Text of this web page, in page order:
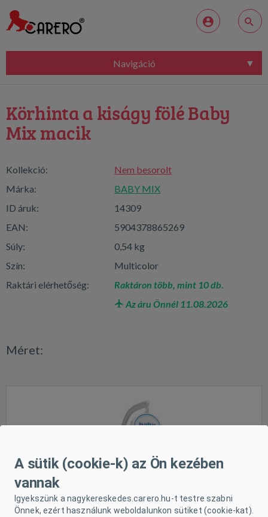
Navigáció
Körhinta a kiságy fölé Baby
Mix macik
Kollekció:
Nem besorolt
Márka:
BABY MIX
ID áruk:
14309
EAN:
5904378865269
Súly:
0,54 kg
Szín:
Multicolor
Raktári elérhetőség:
Raktáron több, mint 10 db.
Az áru Önnél 11.08.2026
Méret:
A sütik (cookie-k) az Ön kezében
vannak
Igyekszünk a nagykereskedes.carero.hu-t testre szabni
Önnek, ezért használunk weboldalunkon sütiket (cookie-kat).